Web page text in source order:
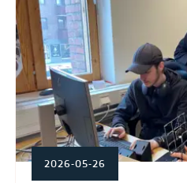
2026-05-26